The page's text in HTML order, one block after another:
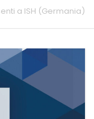
a ISH (Germania)